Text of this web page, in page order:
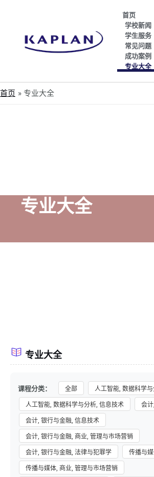
首页
学校新闻
学生服务
常见问题
成功案例
专业大全
首页 专业大全
专业大全
专业大全
课程分类： 全部 人工智能, 数据科学
人工智能, 数据科学与分析, 信息技术 会
会计, 银行与金融, 信息技术
会计, 银行与金融, 商业, 管理与市场营销
会计, 银行与金融, 法律与犯罪学 传播与
传播与媒体, 商业, 管理与市场营销